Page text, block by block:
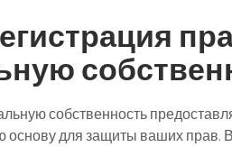
собственность
основу для защиты ваших прав.